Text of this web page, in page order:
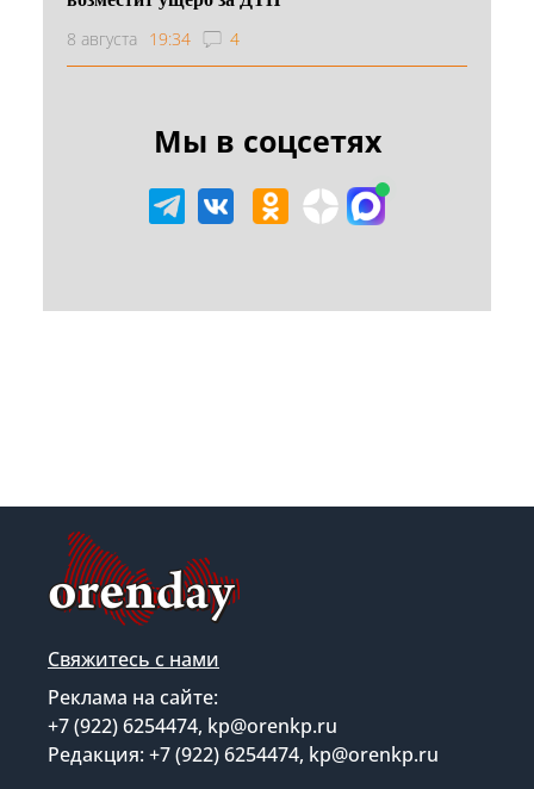
8 августа 19:34 4
Мы в соцсетях
Свяжитесь с нами
Реклама на сайте:
+7 (922) 6254474, kp@orenkp.ru
Редакция: +7 (922) 6254474, kp@orenkp.ru